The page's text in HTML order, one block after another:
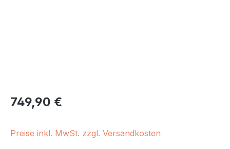
Regulärer Preis:
749,90 €
Preise inkl. MwSt. zzgl. Versandkosten